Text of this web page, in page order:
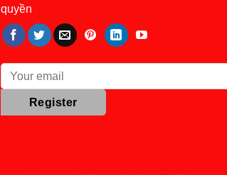
quyền